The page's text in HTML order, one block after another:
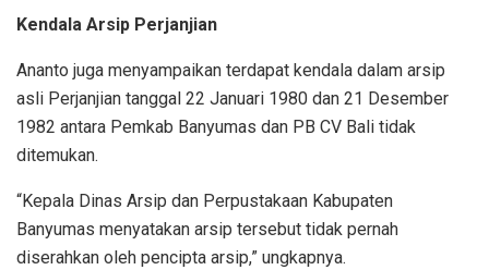
Kendala Arsip Perjanjian
Ananto juga menyampaikan terdapat kendala dalam arsip
asli Perjanjian tanggal 22 Januari 1980 dan 21 Desember
1982 antara Pemkab Banyumas dan PB CV Bali tidak
ditemukan.
“Kepala Dinas Arsip dan Perpustakaan Kabupaten
Banyumas menyatakan arsip tersebut tidak pernah
diserahkan oleh pencipta arsip,” ungkapnya.